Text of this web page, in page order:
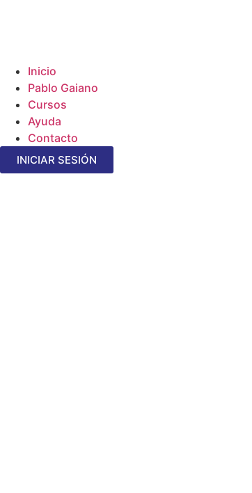
Inicio
Pablo Gaiano
Cursos
Ayuda
Contacto
INICIAR SESIÓN